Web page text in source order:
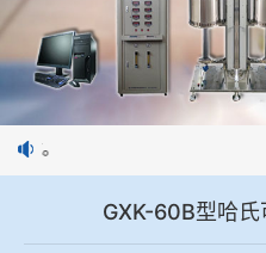
焦化行业检测及优化配煤设备
球团矿/烧结矿/块矿高温冶金性
烧结/球团优化配矿研究设备
高炉配吹煤检测设备
世界杯押球网站
企业业绩
技术交流
球。
GXK-60B型哈